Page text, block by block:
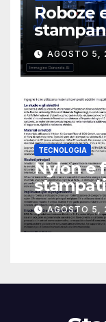
Roboze
CubeSat
AGOSTO 5,
TECNOLOGIA
Nylon e
dal
AGOSTO 5,